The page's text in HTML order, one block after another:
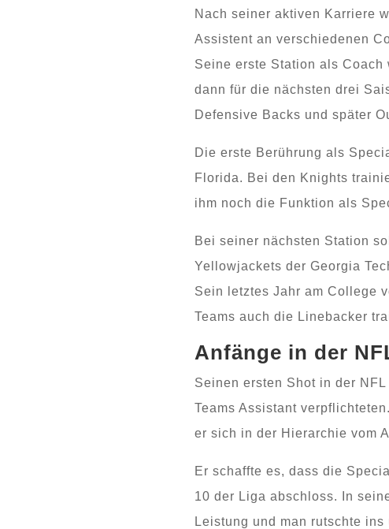
Nach seiner aktiven Karriere
Assistent an verschiedenen
Seine erste Station als Coach
dann für die nächsten drei
Defensive Backs und später
Die erste Berührung als
Florida. Bei den Knights
ihm noch die Funktion als
Bei seiner nächsten Station
Yellowjackets der Georgia
Sein letztes Jahr am College
Teams auch die Linebacker
Anfänge in der
Seinen ersten Shot in der
Teams Assistant
er sich in der Hierarchie vom
Er schaffte es, dass die
10 der Liga abschloss. In
Leistung und man rutschte